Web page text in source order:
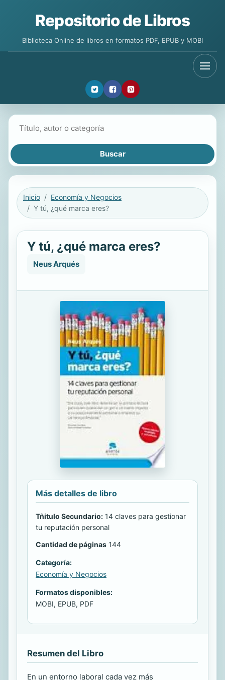
Repositorio de Libros
Biblioteca Online de libros en formatos PDF, EPUB y MOBI
Inicio
Economía y Negocios
Y tú, ¿qué marca eres?
Y tú, ¿qué marca eres?
Neus Arqués
Más detalles de libro
Tñitulo Secundario: 14 claves para gestionar
tu reputación personal
Cantidad de páginas 144
Categoría:
Economía y Negocios
Formatos disponibles:
MOBI, EPUB, PDF
Resumen del Libro
En un entorno laboral cada vez más